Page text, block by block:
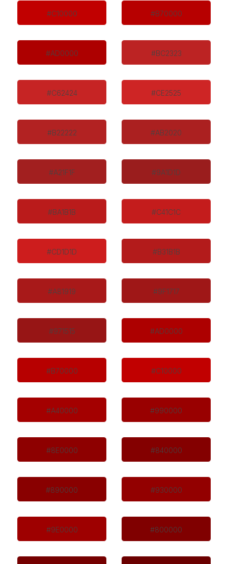
#C10000 #B70000
#AD0000 #BC2323
#C62424 #CE2525
#B22222 #AB2020
#A21F1F #9A1D1D
#BA1B1B #C41C1C
#CD1D1D #B31B1B
#A81919 #9F1717
#971515 #AD0000
#B70000 #C10000
#A40000 #990000
#8E0000 #840000
#890000 #930000
#9E0000 #800000